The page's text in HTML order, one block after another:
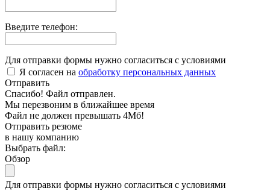
Введите телефон:
Для отправки формы нужно согласиться с условиями
Я согласен на обработку персональных данных
Отправить
Спасибо! Файл отправлен.
Мы перезвоним в ближайшее время
Файл не должен превышать 4Мб!
Отправить резюме
в нашу компанию
Выбрать файл:
Обзор
Для отправки формы нужно согласиться с условиями